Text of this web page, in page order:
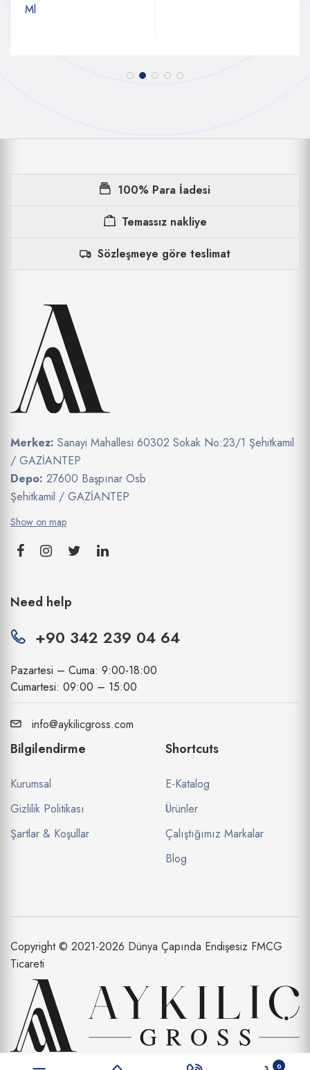
Ml
100% Para İadesi
Temassız nakliye
Sözleşmeye göre teslimat
Merkez: Sanayi Mahallesi 60302 Sokak No:23/1 Şehitkamil
/ GAZİANTEP
Depo: 27600 Başpınar Osb
Şehitkamil / GAZİANTEP
Show on map
Need help
+90 342 239 04 64
Pazartesi – Cuma: 9:00-18:00
Cumartesi: 09:00 – 15:00
info@aykilicgross.com
Bilgilendirme
Kurumsal
Gizlilik Politikası
Şartlar & Koşullar
Shortcuts
E-Katalog
Ürünler
Çalıştığımız Markalar
Blog
Copyright © 2021-2026 Dünya Çapında Endişesiz FMCG
Ticareti
Aykılıç Dış Ticaret Limited Şirketi bir
0